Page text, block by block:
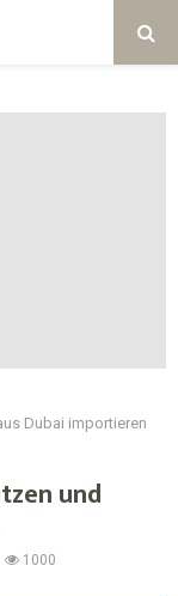
Dubai importieren
und
1000